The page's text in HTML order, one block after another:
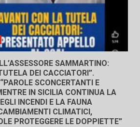
SAMMARTINO:
DEI CACCIATORI”.
SCONCERTANTI E
IN SICILIA CONTINUA LA
INCENDI E LA FAUNA
CLIMATICI,
PROTEGGERE LE DOPPIETTE”